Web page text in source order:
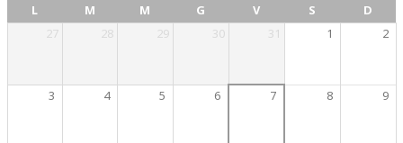
L M M G V S
D
27
28 29 30 31 1 2
3 4 5 6 7 8 9